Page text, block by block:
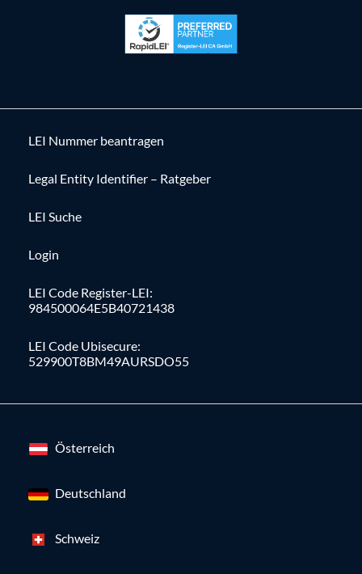
LEI Nummer beantragen
Legal Entity Identifier – Ratgeber
LEI Suche
Login
LEI Code Register-LEI:
984500064E5B40721438
LEI Code Ubisecure:
529900T8BM49AURSDO55
Österreich
Deutschland
Schweiz